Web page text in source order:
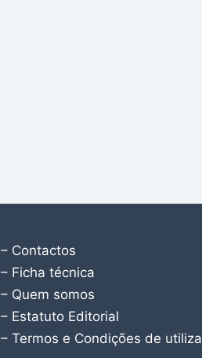
– Contactos
– Ficha técnica
– Quem somos
– Estatuto Editorial
– Termos e Condições de